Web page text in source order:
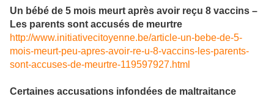
Un bébé de 5 mois meurt après avoir reçu 8 vaccins –
Les parents sont accusés de meurtre
http://www.initiativecitoyenne.be/article-un-bebe-de-5-
mois-meurt-peu-apres-avoir-re-u-8-vaccins-les-parents-
sont-accuses-de-meurtre-119597927.html
Certaines accusations infondées de maltraitance